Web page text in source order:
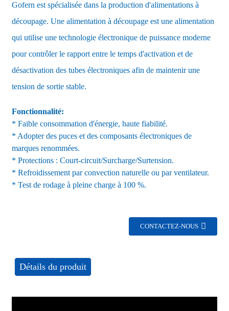
Gofern est spécialisée dans la production d'alimentations à
découpage. Une alimentation à découpage est une alimentation
qui utilise une technologie électronique de puissance moderne
pour contrôler le rapport entre le temps d'activation et de
désactivation des tubes électroniques afin de maintenir une
tension de sortie stable.
Fonctionnalité:
* Faible consommation d'énergie, haute fiabilité.
* Adopter des puces et des composants électroniques de
marques renommées.
* Protections : Court-circuit/Surcharge/Surtension.
* Refroidissement par convection naturelle ou par ventilateur.
* Test de rodage à pleine charge à 100 %.
CONTACTEZ-NOUS
Détails du produit